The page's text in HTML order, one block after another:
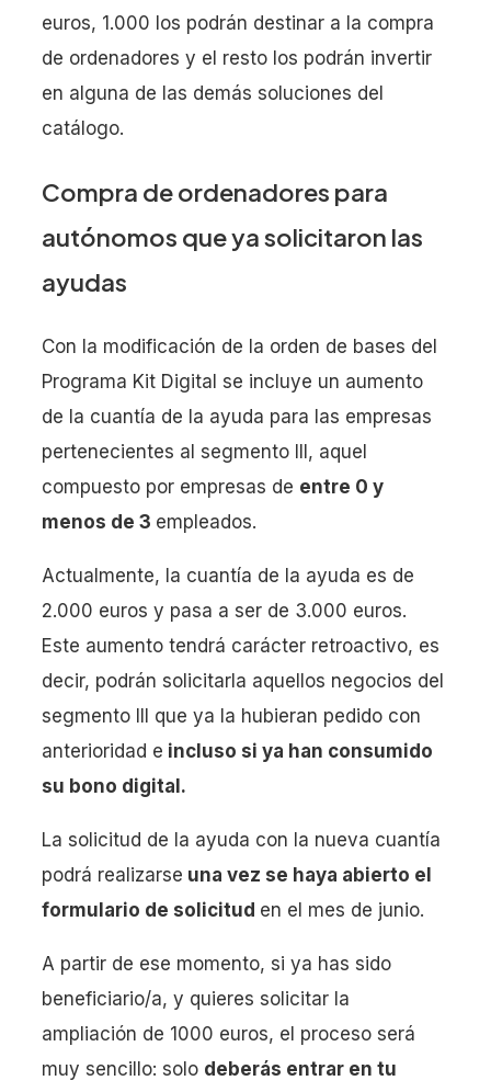
euros, 1.000 los podrán destinar a la compra
de ordenadores y el resto los podrán invertir
en alguna de las demás soluciones del
catálogo.
Compra de ordenadores para
autónomos que ya solicitaron las
ayudas
Con la modificación de la orden de bases del
Programa Kit Digital se incluye un aumento
de la cuantía de la ayuda para las empresas
pertenecientes al segmento III, aquel
compuesto por empresas de entre 0 y
menos de 3 empleados.
Actualmente, la cuantía de la ayuda es de
2.000 euros y pasa a ser de 3.000 euros.
Este aumento tendrá carácter retroactivo, es
decir, podrán solicitarla aquellos negocios del
segmento III que ya la hubieran pedido con
anterioridad e incluso si ya han consumido
su bono digital.
La solicitud de la ayuda con la nueva cuantía
podrá realizarse una vez se haya abierto el
formulario de solicitud en el mes de junio.
A partir de ese momento, si ya has sido
beneficiario/a, y quieres solicitar la
ampliación de 1000 euros, el proceso será
muy sencillo: solo deberás entrar en tu